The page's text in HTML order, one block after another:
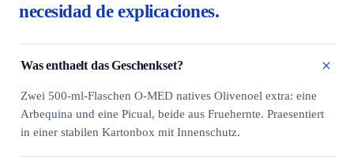
necesidad de explicaciones.
Was enthaelt das Geschenkset?
Zwei 500-ml-Flaschen O-MED natives Olivenoel extra: eine
Arbequina und eine Picual, beide aus Fruehernte. Praesentiert
in einer stabilen Kartonbox mit Innenschutz.